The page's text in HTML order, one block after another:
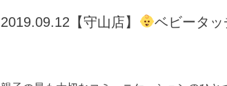
2019.09.12【守山店】 ベビータ